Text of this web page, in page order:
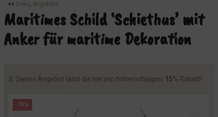
<< Deko, Angebote
Maritimes Schild ‘Schiethus’ mit
Anker für maritime Dekoration
⚓️ Dieses Angebot lässt die Herzen höherschlagen: 15% Rabatt!
-15%